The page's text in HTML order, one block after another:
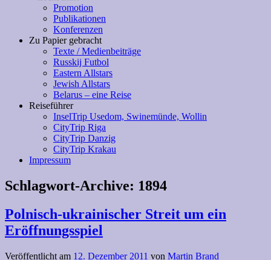
Promotion
Publikationen
Konferenzen
Zu Papier gebracht
Texte / Medienbeiträge
Russkij Futbol
Eastern Allstars
Jewish Allstars
Belarus – eine Reise
Reiseführer
InselTrip Usedom, Swinemünde, Wollin
CityTrip Riga
CityTrip Danzig
CityTrip Krakau
Impressum
Schlagwort-Archive: 1894
Polnisch-ukrainischer Streit um ein
Eröffnungsspiel
Veröffentlicht am 12. Dezember 2011 von Martin Brand